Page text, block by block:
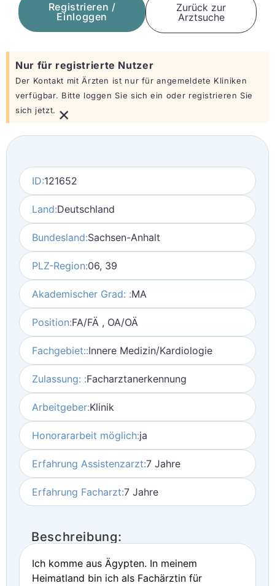
Registrieren /
Einloggen
Zurück zur
Arztsuche
Nur für registrierte Nutzer
Der Kontakt mit Ärzten ist nur für angemeldete Kliniken
verfügbar. Bitte loggen Sie sich ein oder registrieren Sie
sich jetzt. ×
ID:121652
Land:Deutschland
Bundesland:Sachsen-Anhalt
PLZ-Region:06, 39
Akademischer Grad: :MA
Position:FA/FÄ , OA/OÄ
Fachgebiet::Innere Medizin/Kardiologie
Zulassung: :Facharztanerkennung
Arbeitgeber:Klinik
Honorararbeit möglich:ja
Erfahrung Assistenzarzt:7 Jahre
Erfahrung Facharzt:7 Jahre
Beschreibung:
Ich komme aus Ägypten. In meinem
Heimatland bin ich als Fachärztin für